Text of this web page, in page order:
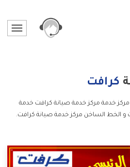
كرافت
مركز خدمة مركز خدمة صيانة كرافت خدمة
و الخط الساخن مركز خدمة صيانة كرافت.